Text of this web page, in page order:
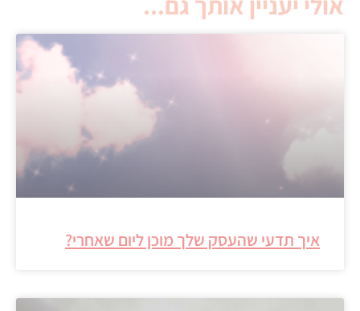
איך תדעי שהעסק שלך מוכן ליום שאחרי?